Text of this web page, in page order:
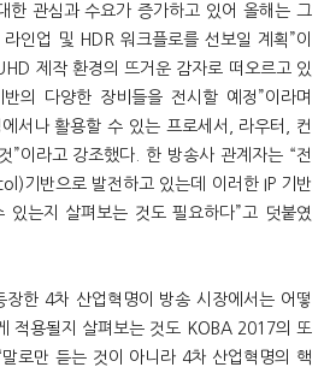
한 관심과 수요가 증가하고 있어 올해는 그
인업 및 HDR 워크플로를 선보일 계획”이
제작 환경의 뜨거운 감자로 떠오르고 있
의 다양한 장비들을 전시할 예정”이라며
서나 활용할 수 있는 프로세서, 라우터, 컨
”이라고 강조했다. 한 방송사 관계자는 “전
기반으로 발전하고 있는데 이러한 IP 기반
있는지 살펴보는 것도 필요하다”고 덧붙였
한 4차 산업혁명이 방송 시장에서는 어떻
적용될지 살펴보는 것도 KOBA 2017의 또
로만 듣는 것이 아니라 4차 산업혁명의 핵